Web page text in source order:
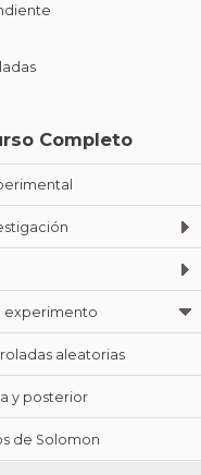
Completo
experimento
aleatorias
y posterior
de Solomon